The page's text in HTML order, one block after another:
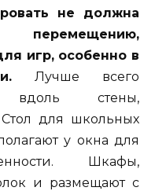
не должна
перемещению,
игр, особенно в
Лучше всего
вдоль стены,
для школьных
у окна для
Шкафы,
и размещают с